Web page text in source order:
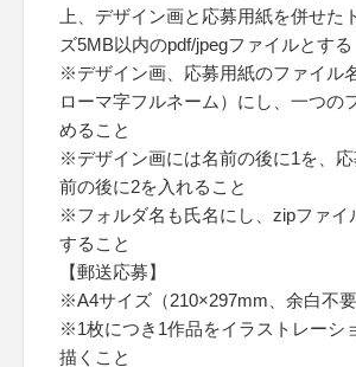
上、デザイン画と応募用紙を併せた
ズ5MB以内のpdf/jpegファイルとする
※デザイン画、応募用紙のファイル
ローマ字フルネーム）にし、一つの
めること
※デザイン画には名前の後に1を、
前の後に2を入れること
※フォルダ名も氏名にし、zipファイ
すること
【郵送応募】
※A4サイズ（210×297mm、余白不要
※1枚につき1作品をイラストレーシ
描くこと